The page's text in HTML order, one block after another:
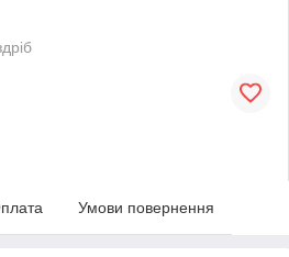
Умови повернення